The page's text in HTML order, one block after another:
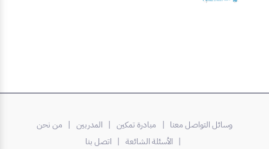
وسائل التواصل معنا | مبادرة تمكين | المدربين | من نحن
| الأسئلة الشائعة | اتصل بنا